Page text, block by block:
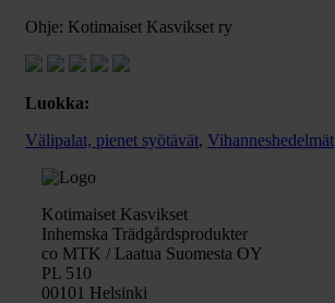
Ohje: Kotimaiset Kasvikset ry
Luokka:
Välipalat, pienet syötävät, Vihanneshedelmät
Kotimaiset Kasvikset
Inhemska Trädgårdsprodukter
co MTK / Laatua Suomesta OY
PL 510
00101 Helsinki